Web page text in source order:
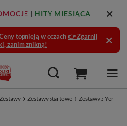
| HITY MIESIĄCA
topnieją w oczach 👉 Zgarnij
zanim znikną!
Zestawy Zestawy startowe Zestawy z Yerbą -